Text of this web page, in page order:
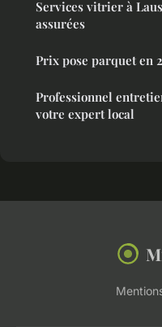
Services vitrier à
assurées
Prix pose parquet en
Professionnel
votre expert local